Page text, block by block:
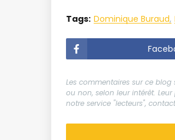
Tags: Dominique Buraud
Les commentaires sur ce
ou non, selon leur intérêt.
notre service "lecteurs",